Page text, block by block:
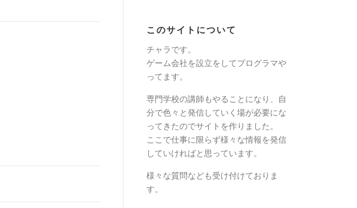
このサイトについて
チャラです。
ゲーム会社を設立をしてプログラマや
ってます。
専門学校の講師もやることになり、自
分で色々と発信していく場が必要にな
ってきたのでサイトを作りました。
ここで仕事に限らず様々な情報を発信
していければと思っています。
様々な質問なども受け付けておりま
す。